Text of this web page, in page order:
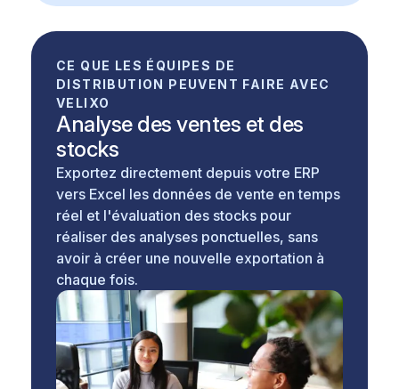
CE QUE LES ÉQUIPES DE
DISTRIBUTION PEUVENT FAIRE AVEC
VELIXO
Analyse des ventes et des
stocks
Exportez directement depuis votre ERP
vers Excel les données de vente en temps
réel et l'évaluation des stocks pour
réaliser des analyses ponctuelles, sans
avoir à créer une nouvelle exportation à
chaque fois.